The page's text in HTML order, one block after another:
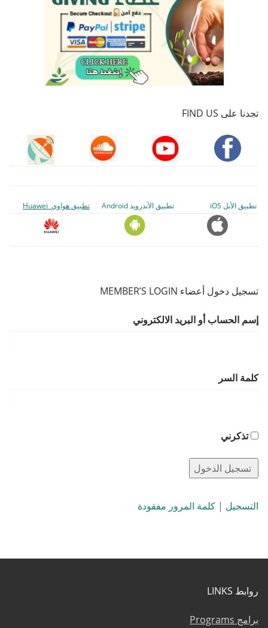
تجدنا على FIND US
تطبيق الأبل iOS تطبيق الأندرويد Android تطبيق هواوي Huawei
تسجيل دخول أعضاء MEMBER’S LOGIN
إسم الحساب أو البريد الالكتروني
كلمة السر
تذكرني
التسجيل | كلمة المرور مفقودة
روابط LINKS
برامج Programs